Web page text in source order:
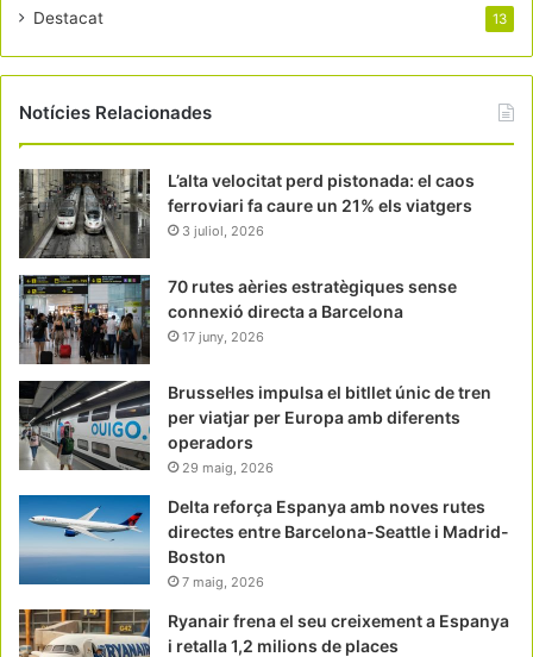
Destacat 13
Notícies Relacionades
L’alta velocitat perd pistonada: el caos
ferroviari fa caure un 21% els viatgers
3 juliol, 2026
70 rutes aèries estratègiques sense
connexió directa a Barcelona
17 juny, 2026
Brussel·les impulsa el bitllet únic de tren
per viatjar per Europa amb diferents
operadors
29 maig, 2026
Delta reforça Espanya amb noves rutes
directes entre Barcelona-Seattle i Madrid-
Boston
7 maig, 2026
Ryanair frena el seu creixement a Espanya
i retalla 1,2 milions de places